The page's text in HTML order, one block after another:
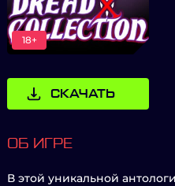
18+
СКАЧАТЬ
ОБ ИГРЕ
В этой уникальной